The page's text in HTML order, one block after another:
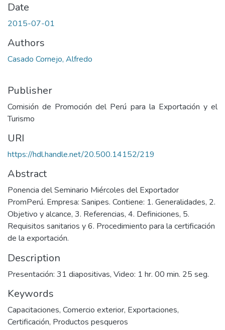
Date
2015-07-01
Authors
Casado Cornejo, Alfredo
Publisher
Comisión de Promoción del Perú para la Exportación y el
Turismo
URI
https://hdl.handle.net/20.500.14152/219
Abstract
Ponencia del Seminario Miércoles del Exportador
PromPerú. Empresa: Sanipes. Contiene: 1. Generalidades, 2.
Objetivo y alcance, 3. Referencias, 4. Definiciones, 5.
Requisitos sanitarios y 6. Procedimiento para la certificación
de la exportación.
Description
Presentación: 31 diapositivas, Video: 1 hr. 00 min. 25 seg.
Keywords
Capacitaciones, Comercio exterior, Exportaciones,
Certificación, Productos pesqueros